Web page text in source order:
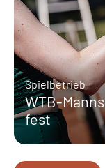
Spielbetrieb
WTB-
fest